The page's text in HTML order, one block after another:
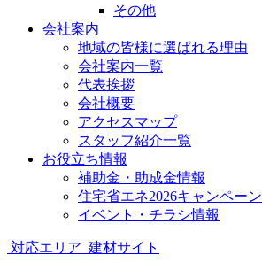
その他
会社案内
地域の皆様に選ばれる理由
会社案内一覧
代表挨拶
会社概要
アクセスマップ
スタッフ紹介一覧
お役立ち情報
補助金・助成金情報
住宅省エネ2026キャンペーン
イベント・チラシ情報
対応エリア 建材サイト